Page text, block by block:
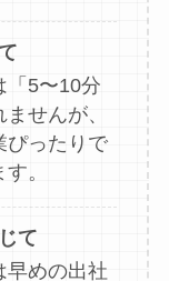
「5〜10分
せんが、
ぴったりで
。
て
早めの出社